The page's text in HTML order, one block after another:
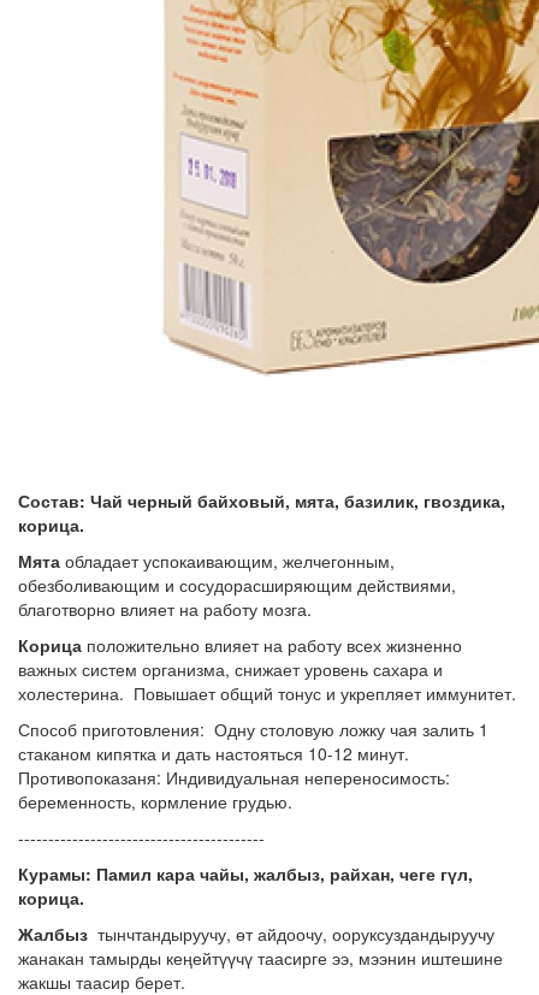
Состав: Чай черный байховый, мята, базилик, гвоздика,
корица.
Мята обладает успокаивающим, желчегонным,
обезболивающим и сосудорасширяющим действиями,
благотворно влияет на работу мозга.
Корица положительно влияет на работу всех жизненно
важных систем организма, снижает уровень сахара и
холестерина. Повышает общий тонус и укрепляет иммунитет.
Способ приготовления: Одну столовую ложку чая залить 1
стаканом кипятка и дать настояться 10-12 минут.
Противопоказаня: Индивидуальная непереносимость:
беременность, кормление грудью.
-----------------------------------------
Курамы: Памил кара чайы, жалбыз, райхан, чеге гүл,
корица.
Жалбыз тынчтандыруучу, өт айдоочу, ооруксуздандыруучу
жанакан тамырды кеңейтүүчү таасирге ээ, мээнин иштешине
жакшы таасир берет.